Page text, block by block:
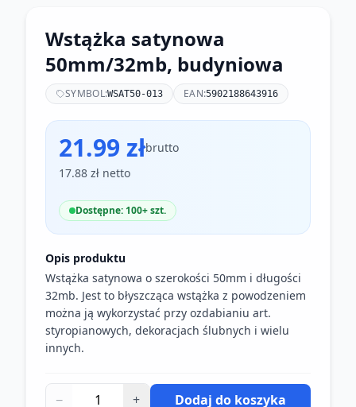
Wstążka satynowa
50mm/32mb, budyniowa
SYMBOL:WSAT50-013 EAN:5902188643916
21.99 złbrutto
17.88 zł netto
Dostępne: 100+ szt.
Opis produktu
Wstążka satynowa o szerokości 50mm i długości
32mb. Jest to błyszcząca wstążka z powodzeniem
można ją wykorzystać przy ozdabianiu art.
styropianowych, dekoracjach ślubnych i wielu
innych.
− + Dodaj do koszyka